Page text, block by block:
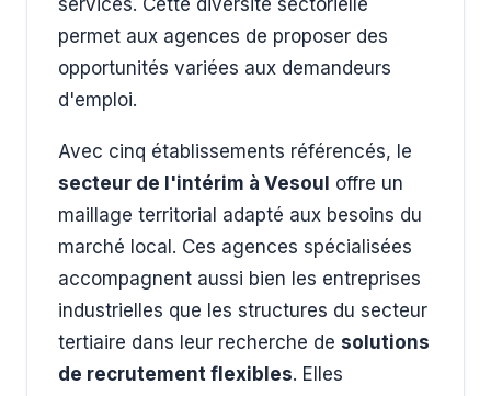
services. Cette diversité sectorielle
permet aux agences de proposer des
opportunités variées aux demandeurs
d'emploi.
Avec cinq établissements référencés, le
secteur de l'intérim à Vesoul offre un
maillage territorial adapté aux besoins du
marché local. Ces agences spécialisées
accompagnent aussi bien les entreprises
industrielles que les structures du secteur
tertiaire dans leur recherche de solutions
de recrutement flexibles. Elles